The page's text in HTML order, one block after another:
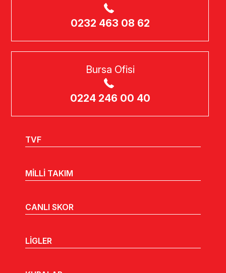
0232 463 08 62
Bursa Ofisi
0224 246 00 40
TVF
MİLLİ TAKIM
CANLI SKOR
LİGLER